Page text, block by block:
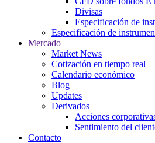
Divisas
Especificación de
Especificación de
Mercado
Market News
Cotización en tiempo real
Calendario económico
Blog
Updates
Derivados
Acciones
Sentimiento del
Contacto